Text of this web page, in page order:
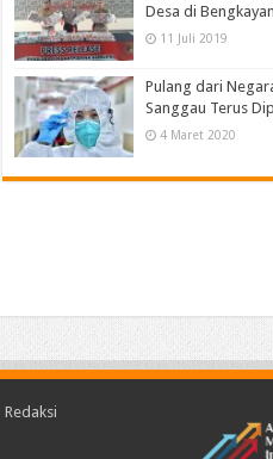
Desa di
11 Juli 2019
Pulang dari
Sanggau Terus
4 Maret 2020
Redaksi